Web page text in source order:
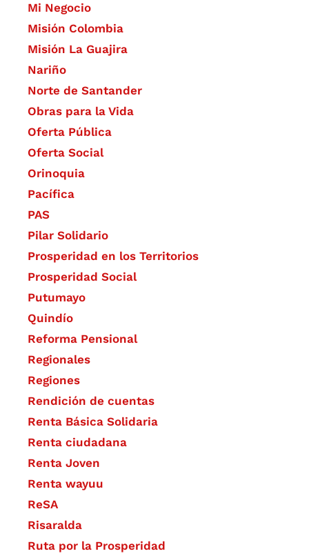
Mi Negocio
Misión Colombia
Misión La Guajira
Nariño
Norte de Santander
Obras para la Vida
Oferta Pública
Oferta Social​​
Orinoquia
Pacífica
PAS
Pilar Solidario
Prosperidad en los Territorios
Prosperidad Social
Putumayo
Quindío
Reforma Pensional
Regionales
Regiones
Rendición de cuentas
Renta Básica Solidaria
Renta ciudadana
Renta Joven
Renta wayuu
ReSA
Risaralda
Ruta por la Prosperidad